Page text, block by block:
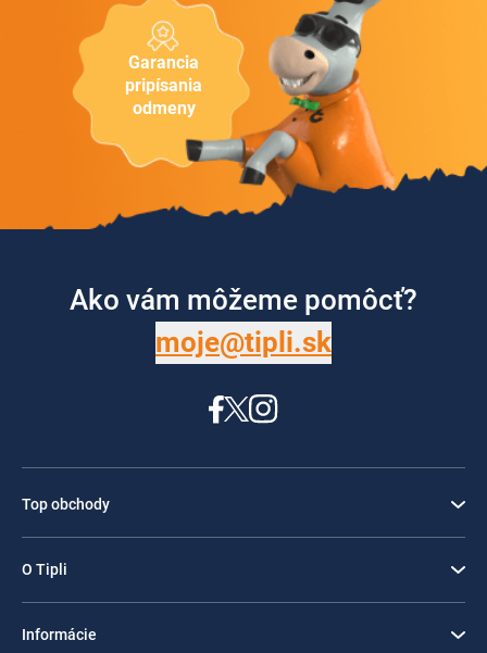
Garancia
pripísania
odmeny
Ako vám môžeme pomôcť?
moje@tipli.sk
Top obchody
O Tipli
Informácie